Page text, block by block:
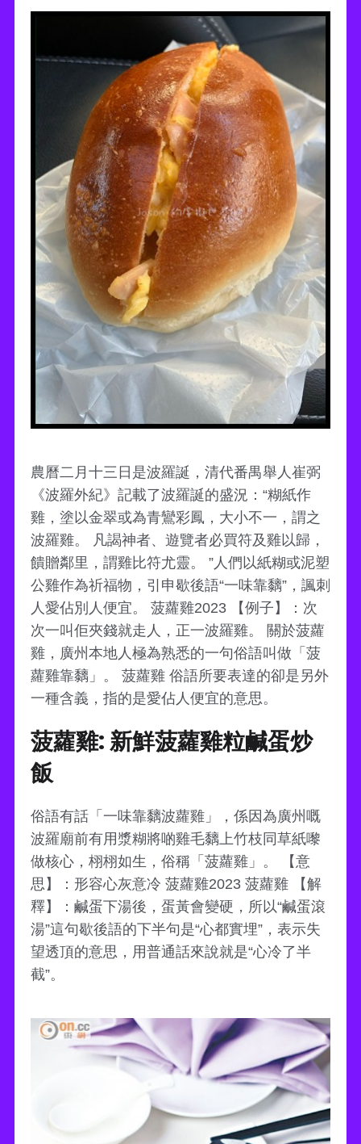
農曆二月十三日是波羅誕，清代番禺舉人崔弼
《波羅外紀》記載了波羅誕的盛況：“糊紙作
雞，塗以金翠或為青鸞彩鳳，大小不一，謂之
波羅雞。 凡謁神者、遊覽者必買符及雞以歸，
饋贈鄰里，謂雞比符尤靈。 ”人們以紙糊或泥塑
公雞作為祈福物，引申歇後語“一味靠黐”，諷刺
人愛佔別人便宜。 菠蘿雞2023 【例子】：次
次一叫佢夾錢就走人，正一波羅雞。 關於菠蘿
雞，廣州本地人極為熟悉的一句俗語叫做「菠
蘿雞靠黐」。 菠蘿雞 俗語所要表達的卻是另外
一種含義，指的是愛佔人便宜的意思。
菠蘿雞: 新鮮菠蘿雞粒鹹蛋炒
飯
俗語有話「一味靠黐波蘿雞」，係因為廣州嘅
波羅廟前有用漿糊將啲雞毛黐上竹枝同草紙嚟
做核心，栩栩如生，俗稱「菠蘿雞」。 【意
思】：形容心灰意冷 菠蘿雞2023 菠蘿雞 【解
釋】：鹹蛋下湯後，蛋黃會變硬，所以“鹹蛋滾
湯”這句歇後語的下半句是“心都實埋”，表示失
望透頂的意思，用普通話來說就是“心冷了半
截”。